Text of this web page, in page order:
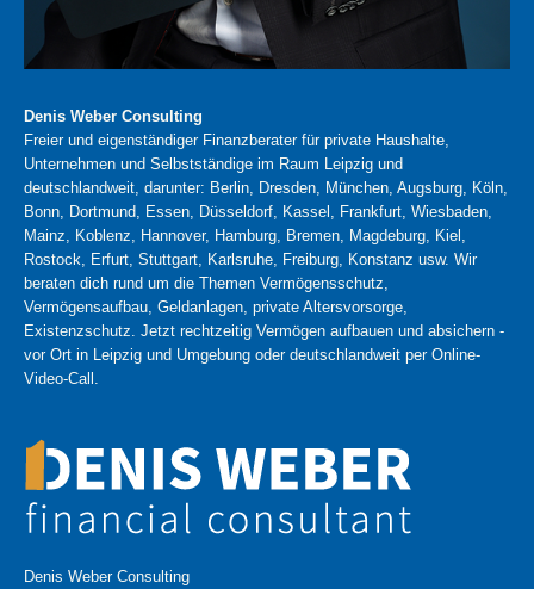
Denis Weber Consulting
Freier und eigenständiger Finanzberater für private Haushalte,
Unternehmen und Selbstständige im Raum Leipzig und
deutschlandweit, darunter: Berlin, Dresden, München, Augsburg, Köln,
Bonn, Dortmund, Essen, Düsseldorf, Kassel, Frankfurt, Wiesbaden,
Mainz, Koblenz, Hannover, Hamburg, Bremen, Magdeburg, Kiel,
Rostock, Erfurt, Stuttgart, Karlsruhe, Freiburg, Konstanz usw. Wir
beraten dich rund um die Themen Vermögensschutz,
Vermögensaufbau, Geldanlagen, private Altersvorsorge,
Existenzschutz. Jetzt rechtzeitig Vermögen aufbauen und absichern -
vor Ort in Leipzig und Umgebung oder deutschlandweit per Online-
Video-Call.
Denis Weber Consulting